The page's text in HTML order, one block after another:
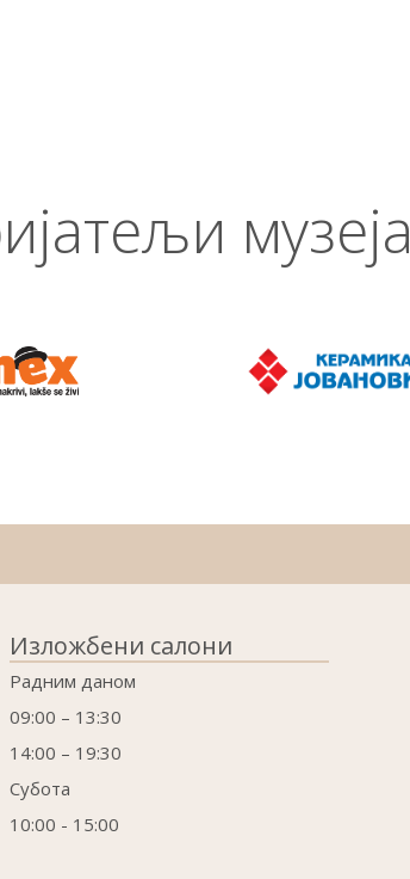
музеја
Изложбени салони
Радним даном
09:00 – 13:30
14:00 – 19:30
Субота
10:00 - 15:00